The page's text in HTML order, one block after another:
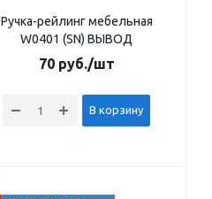
Ручка-рейлинг мебельная
W0401 (SN) ВЫВОД
70руб./шт
В корзину